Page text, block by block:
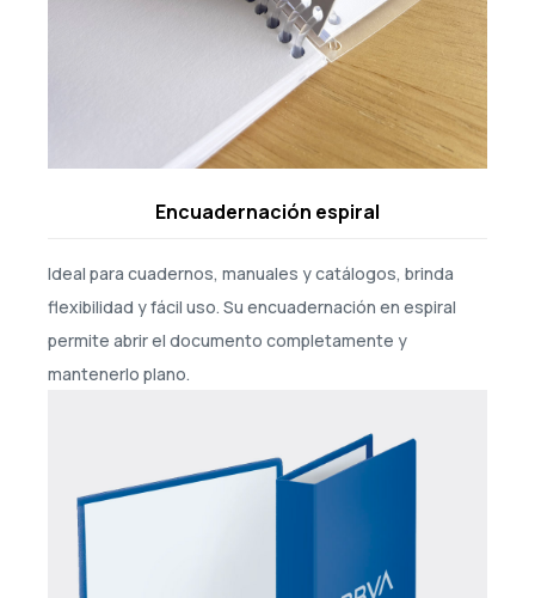
Encuadernación espiral
Ideal para cuadernos, manuales y catálogos, brinda
flexibilidad y fácil uso. Su encuadernación en espiral
permite abrir el documento completamente y
mantenerlo plano.